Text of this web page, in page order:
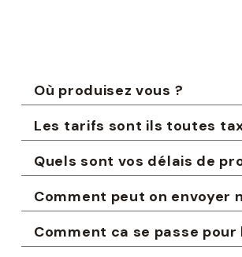
Où produisez vous ?
Les tarifs sont ils toutes
Quels sont vos délais de
Comment peut on envoyer
Comment ca se